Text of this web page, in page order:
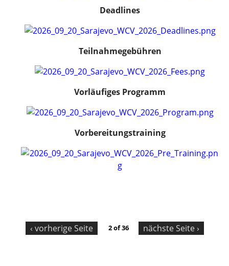
Deadlines
Teilnahmegebühren
Vorläufiges Programm
Vorbereitungstraining
‹ vorherige Seite 2 of 36 nächste Seite ›